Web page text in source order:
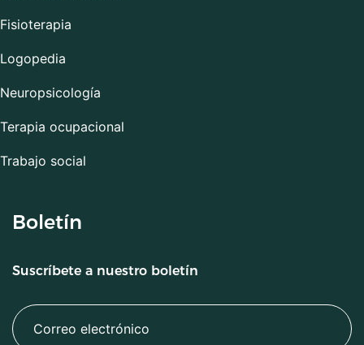
Fisioterapia
Logopedia
Neuropsicología
Terapia ocupacional
Trabajo social
Boletín
Suscríbete a nuestro boletín